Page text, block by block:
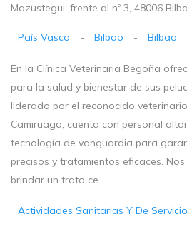
Mazustegui, frente al nº 3, 48006
País Vasco - Bilbao - Bilbao
En la Clínica Veterinaria Begoña
para la salud y bienestar de sus
liderado por el reconocido
Camiruaga, cuenta con personal
tecnología de vanguardia para
precisos y tratamientos eficaces.
brindar un trato ce...
Actividades Sanitarias Y De